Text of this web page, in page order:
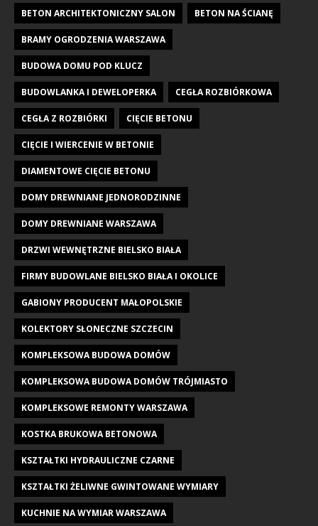
BETON ARCHITEKTONICZNY SALON BETON NA ŚCIANĘ
BRAMY OGRODZENIA WARSZAWA
BUDOWA DOMU POD KLUCZ
BUDOWLANKA I DEWELOPERKA CEGŁA ROZBIÓRKOWA
CEGŁA Z ROZBIÓRKI CIĘCIE BETONU
CIĘCIE I WIERCENIE W BETONIE
DIAMENTOWE CIĘCIE BETONU
DOMY DREWNIANE JEDNORODZINNE
DOMY DREWNIANE WARSZAWA
DRZWI WEWNĘTRZNE BIELSKO BIAŁA
FIRMY BUDOWLANE BIELSKO BIAŁA I OKOLICE
GABIONY PRODUCENT MAŁOPOLSKIE
KOLEKTORY SŁONECZNE SZCZECIN
KOMPLEKSOWA BUDOWA DOMÓW
KOMPLEKSOWA BUDOWA DOMÓW TRÓJMIASTO
KOMPLEKSOWE REMONTY WARSZAWA
KOSTKA BRUKOWA BETONOWA
KSZTAŁTKI HYDRAULICZNE CZARNE
KSZTAŁTKI ŻELIWNE GWINTOWANE WYMIARY
KUCHNIE NA WYMIAR WARSZAWA